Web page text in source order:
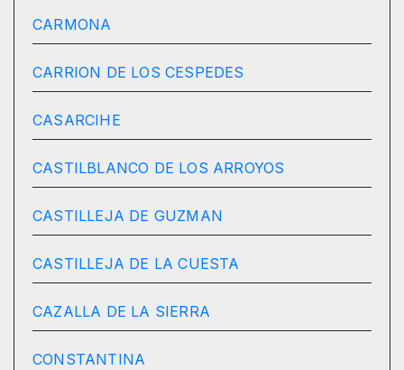
CARMONA
CARRION DE LOS CESPEDES
CASARCIHE
CASTILBLANCO DE LOS ARROYOS
CASTILLEJA DE GUZMAN
CASTILLEJA DE LA CUESTA
CAZALLA DE LA SIERRA
CONSTANTINA